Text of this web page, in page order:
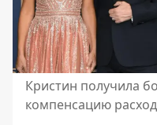
Кристин получила
компенсацию